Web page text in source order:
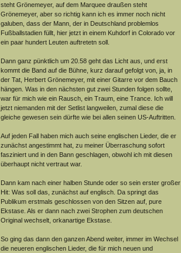
steht Grönemeyer, auf dem Marquee draußen steht
Grönemeyer, aber so richtig kann ich es immer noch nicht
galuben, dass der Mann, der in Deutschland problemlos
Fußballstadien füllt, hier jetzt in einem Kuhdorf in Colorado vor
ein paar hundert Leuten auftretetn soll.
Dann ganz pünktlich um 20.58 geht das Licht aus, und erst
kommt die Band auf die Bühne, kurz darauf gefolgt von, ja, in
der Tat, Herbert Grönemeyer, mit einer Gitarre vor dem Bauch
hängen. Was in den nächsten gut zwei Stunden folgen sollte,
war für mich wie ein Rausch, ein Traum, eine Trance. Ich will
jetzt niemanden mit der Setlist langweilen, zumal diese die
gleiche gewesen sein dürfte wie bei allen seinen US-Auftritten.
Auf jeden Fall haben mich auch seine englischen Lieder, die er
zunächst angestimmt hat, zu meiner Überraschung sofort
fasziniert und in den Bann geschlagen, obwohl ich mit diesen
überhaupt nicht vertraut war.
Dann kam nach einer halben Stunde oder so sein erster großer
Hit: Was soll das, zunächst auf englisch. Da springt das
Publikum erstmals geschlossen von den Sitzen auf, pure
Ekstase. Als er dann nach zwei Strophen zum deutschen
Original wechselt, orkanartige Ekstase.
So ging das dann den ganzen Abend weiter, immer im Wechsel
die neueren englischen Lieder, die für mich neuen und